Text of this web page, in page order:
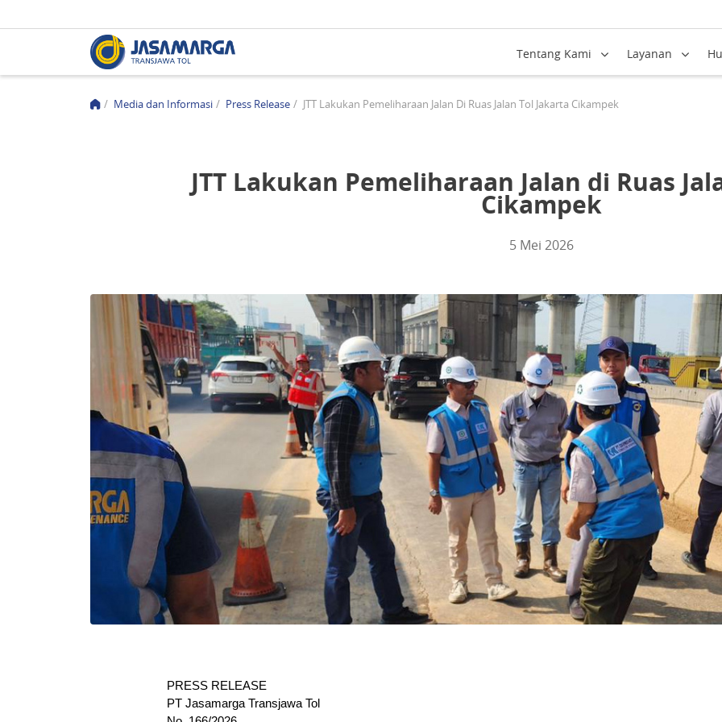
Tentang Kami Layanan
/ Media dan Informasi / Press Release / JTT Lakukan Pemeliharaan Jalan Di Ruas Jalan Tol Jakarta Cikampek
JTT Lakukan Pemeliharaan Jalan di Ruas
Cikampek
5 Mei 2026
PRESS RELEASE
PT Jasamarga Transjawa Tol